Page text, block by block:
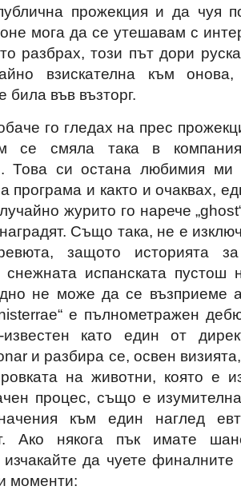
прожекция и да чуя
мога да се утешавам с
разбрах, този път дори
взискателна към
била във възторг.
го гледах на прес
се смяла така в
Това си остана любимия
програма и както и очаквах,
журито го нарече
Също така, не е
защото историята
снежната испанската пустош
не може да се възприеме
е пълнометражен
като един от
и разбира се, освен
на животни, която е
процес, също е
към един наглед
Ако някога пък имате
да чуете
моменти: